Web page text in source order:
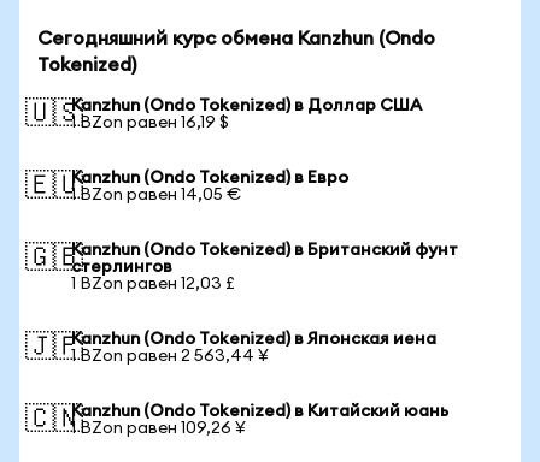
Сегодняшний курс обмена Kanzhun (Ondo
Tokenized)
🇺🇸Kanzhun (Ondo Tokenized) в Доллар США
1 BZon равен 16,19 $
🇪🇺Kanzhun (Ondo Tokenized) в Евро
1 BZon равен 14,05 €
🇬🇧Kanzhun (Ondo Tokenized) в Британский фунт
стерлингов
1 BZon равен 12,03 £
🇯🇵Kanzhun (Ondo Tokenized) в Японская иена
1 BZon равен 2 563,44 ¥
🇨🇳Kanzhun (Ondo Tokenized) в Китайский юань
1 BZon равен 109,26 ¥